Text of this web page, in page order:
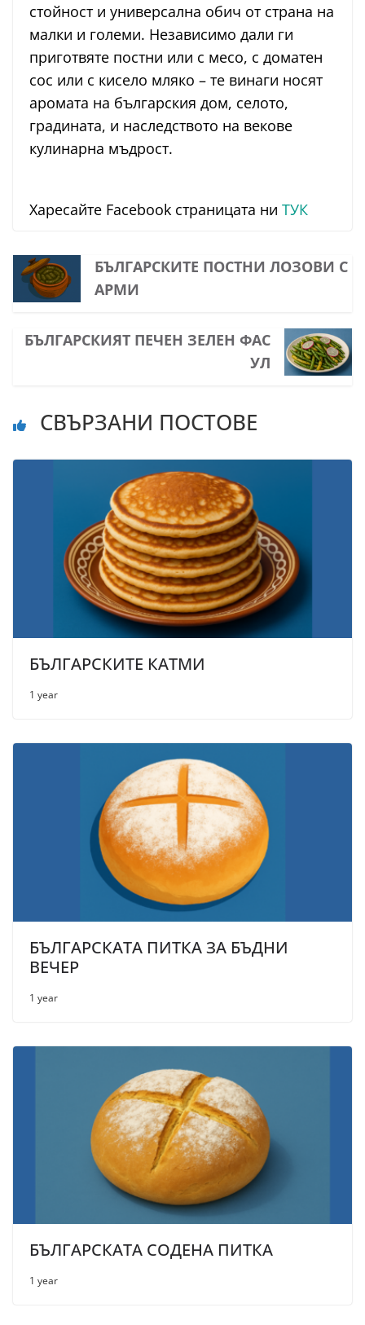
стойност и универсална обич от страна на
малки и големи. Независимо дали ги
приготвяте постни или с месо, с доматен
сос или с кисело мляко – те винаги носят
аромата на българския дом, селото,
градината, и наследството на векове
кулинарна мъдрост.
Харесайте Facebook страницата ни ТУК
БЪЛГАРСКИТЕ ПОСТНИ ЛОЗОВИ С
АРМИ
БЪЛГАРСКИЯТ ПЕЧЕН ЗЕЛЕН ФАС
УЛ
СВЪРЗАНИ ПОСТОВЕ
БЪЛГАРСКИТЕ КАТМИ
1 year
БЪЛГАРСКАТА ПИТКА ЗА БЪДНИ
ВЕЧЕР
1 year
БЪЛГАРСКАТА СОДЕНА ПИТКА
1 year